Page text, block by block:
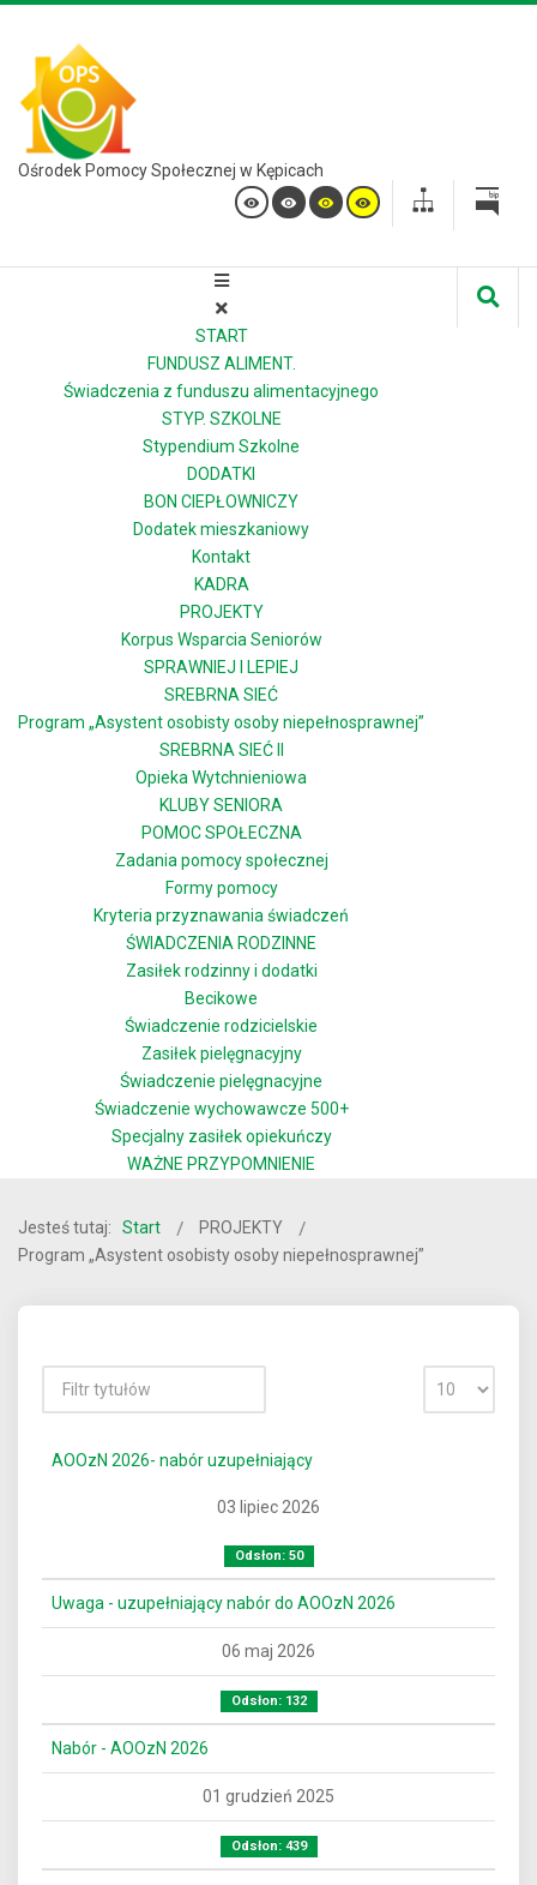
Ośrodek Pomocy Społecznej w Kępicach
START
FUNDUSZ ALIMENT.
Świadczenia z funduszu alimentacyjnego
STYP. SZKOLNE
Stypendium Szkolne
DODATKI
BON CIEPŁOWNICZY
Dodatek mieszkaniowy
Kontakt
KADRA
PROJEKTY
Korpus Wsparcia Seniorów
SPRAWNIEJ I LEPIEJ
SREBRNA SIEĆ
Program „Asystent osobisty osoby niepełnosprawnej”
SREBRNA SIEĆ II
Opieka Wytchnieniowa
KLUBY SENIORA
POMOC SPOŁECZNA
Zadania pomocy społecznej
Formy pomocy
Kryteria przyznawania świadczeń
ŚWIADCZENIA RODZINNE
Zasiłek rodzinny i dodatki
Becikowe
Świadczenie rodzicielskie
Zasiłek pielęgnacyjny
Świadczenie pielęgnacyjne
Świadczenie wychowawcze 500+
Specjalny zasiłek opiekuńczy
WAŻNE PRZYPOMNIENIE
Jesteś tutaj: Start
PROJEKTY
Program „Asystent osobisty osoby niepełnosprawnej”
AOOzN 2026- nabór uzupełniający
03 lipiec 2026
Odsłon: 50
Uwaga - uzupełniający nabór do AOOzN 2026
06 maj 2026
Odsłon: 132
Nabór - AOOzN 2026
01 grudzień 2025
Odsłon: 439